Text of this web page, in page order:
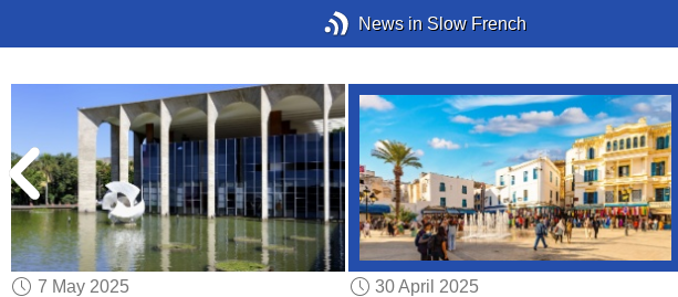
News in Slow French
7 May 2025
30 April 2025